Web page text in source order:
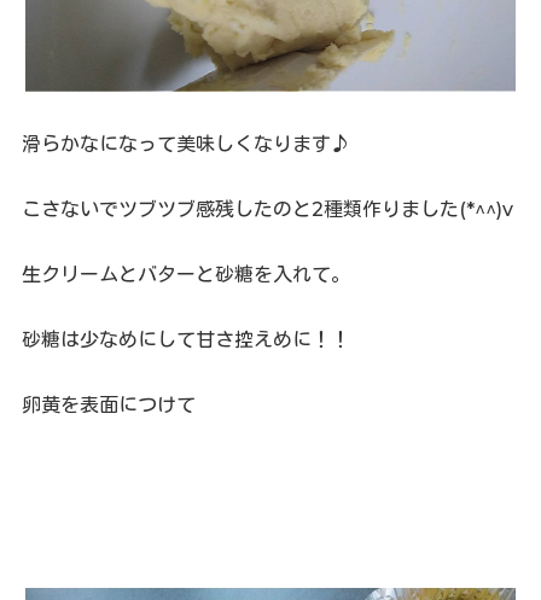
滑らかなになって美味しくなります♪
こさないでツブツブ感残したのと2種類作りました(*^^)v
生クリームとバターと砂糖を入れて。
砂糖は少なめにして甘さ控えめに！！
卵黄を表面につけて